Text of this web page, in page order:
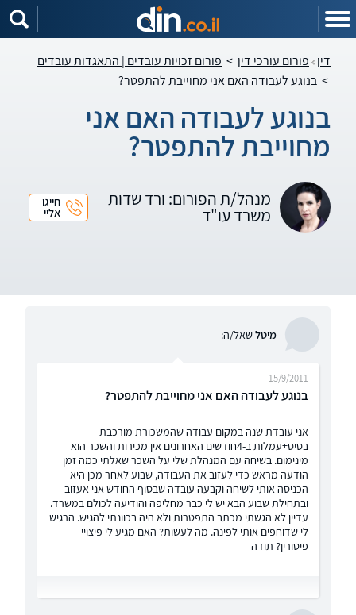
דין פורום עורכי דין > פורום זכויות עובדים | התאגדות עובדים
> בנוגע לעבודה האם אני מחוייבת להתפטר?
בנוגע לעבודה האם אני
מחוייבת להתפטר?
מנהל/ת הפורום: ורד שדות
משרד עו"ד
חייגו
אליי
מיטלשאל/ה:
בנוגע לעבודה האם אני מחוייבת להתפטר?
15/9/2011
אני עובדת שנה במקום עבודה שהמשכורת מורכבת
בסיס+עמלות ב-4חודשים האחרונים אין מכירות והשכר הוא
מינימום. בשיחה עם המנהלת שלי על השכר שאלתי כמה זמן
הודעה מראש כדי לעזוב את העבודה, שבוע לאחר מכן היא
הכניסה אותי לשיחה וקבעה עובדה שבסוף החודש אני אעזוב
ובתחילת שבוע הבא יש לי כבר מחליפה והודיעה לכולם במשרד.
עדיין לא הגשתי מכתב התפטרות ולא היה בכוונתי להגיש. הרגיש
לי שדוחפים אותי לפינה. מה לעשות? האם מגיע לי פיצויי
פיטורין? תודה